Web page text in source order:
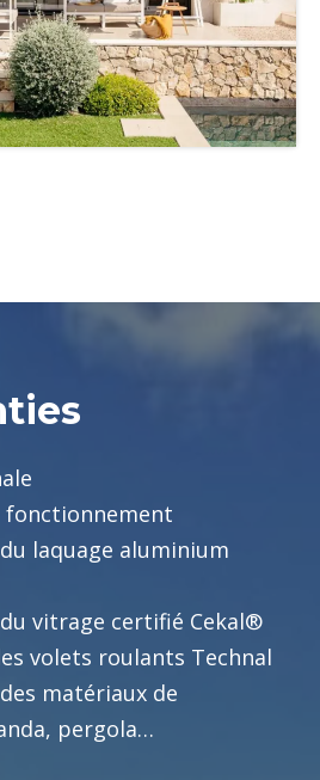
fonctionnement
laquage aluminium
vitrage certifié Cekal®
volets roulants Technal
matériaux de
pergola…